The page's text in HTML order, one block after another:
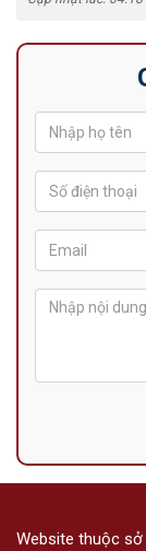
Website thuộc sở